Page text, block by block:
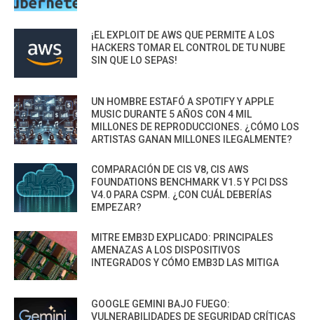
¡EL EXPLOIT DE AWS QUE PERMITE A LOS
HACKERS TOMAR EL CONTROL DE TU NUBE
SIN QUE LO SEPAS!
UN HOMBRE ESTAFÓ A SPOTIFY Y APPLE
MUSIC DURANTE 5 AÑOS CON 4 MIL
MILLONES DE REPRODUCCIONES. ¿CÓMO LOS
ARTISTAS GANAN MILLONES ILEGALMENTE?
COMPARACIÓN DE CIS V8, CIS AWS
FOUNDATIONS BENCHMARK V1.5 Y PCI DSS
V4.0 PARA CSPM. ¿CON CUÁL DEBERÍAS
EMPEZAR?
MITRE EMB3D EXPLICADO: PRINCIPALES
AMENAZAS A LOS DISPOSITIVOS
INTEGRADOS Y CÓMO EMB3D LAS MITIGA
GOOGLE GEMINI BAJO FUEGO:
VULNERABILIDADES DE SEGURIDAD CRÍTICAS